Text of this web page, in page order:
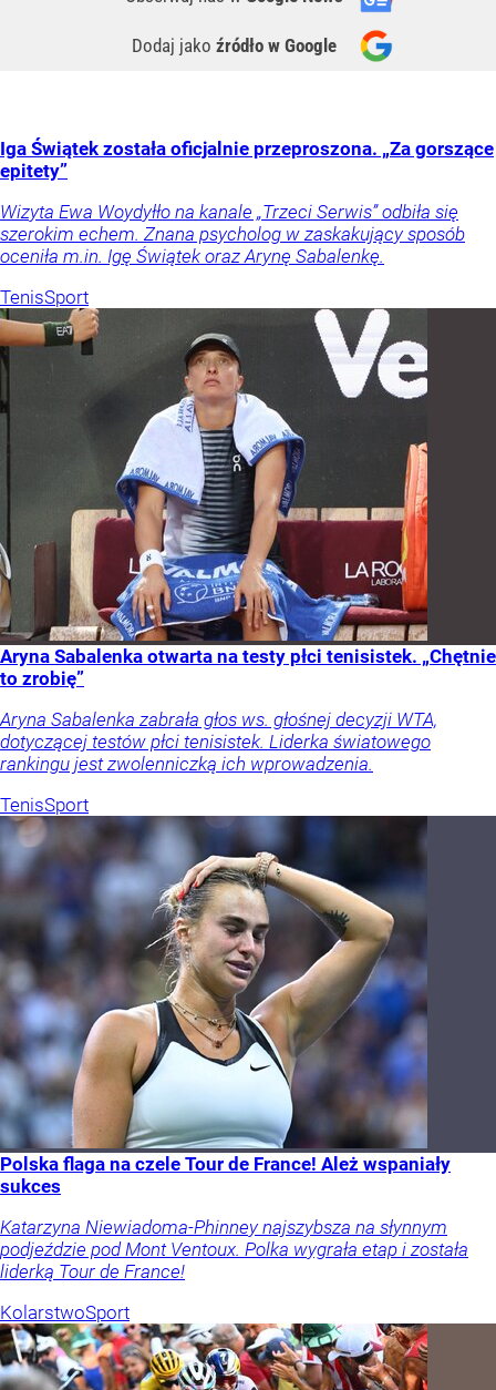
Dodaj jako źródło w Google
Iga Świątek została oficjalnie przeproszona. „Za gorszące
epitety”
Wizyta Ewa Woydyłło na kanale „Trzeci Serwis” odbiła się
szerokim echem. Znana psycholog w zaskakujący sposób
oceniła m.in. Igę Świątek oraz Arynę Sabalenkę.
TenisSport
Aryna Sabalenka otwarta na testy płci tenisistek. „Chętnie
to zrobię”
Aryna Sabalenka zabrała głos ws. głośnej decyzji WTA,
dotyczącej testów płci tenisistek. Liderka światowego
rankingu jest zwolenniczką ich wprowadzenia.
TenisSport
Polska flaga na czele Tour de France! Ależ wspaniały
sukces
Katarzyna Niewiadoma-Phinney najszybsza na słynnym
podjeździe pod Mont Ventoux. Polka wygrała etap i została
liderką Tour de France!
KolarstwoSport